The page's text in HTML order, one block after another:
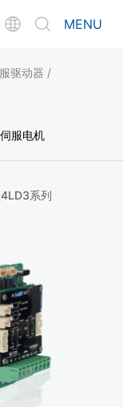
MENU
驱动器 /
服电机
系列